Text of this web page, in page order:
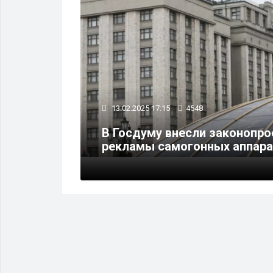
13.02.2025 17:15 4548
В Госдуму внесли
рекламы самогонных